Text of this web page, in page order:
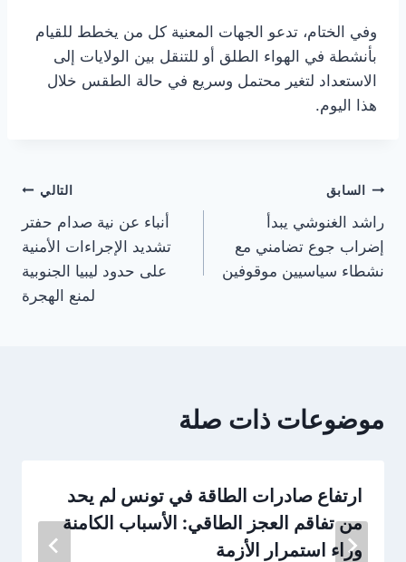
وفي الختام، تدعو الجهات المعنية كل من يخطط للقيام
بأنشطة في الهواء الطلق أو للتنقل بين الولايات إلى
الاستعداد لتغير محتمل وسريع في حالة الطقس خلال
هذا اليوم.
تصفّح
المقالات
السابق
راشد الغنوشي يبدأ
إضراب جوع تضامني مع
نشطاء سياسيين موقوفين
التالي
أنباء عن نية صدام حفتر
تشديد الإجراءات الأمنية
على حدود ليبيا الجنوبية
لمنع الهجرة
موضوعات ذات صلة
ارتفاع صادرات الطاقة في تونس لم يحد
من تفاقم العجز الطاقي: الأسباب الكامنة
وراء استمرار الأزمة